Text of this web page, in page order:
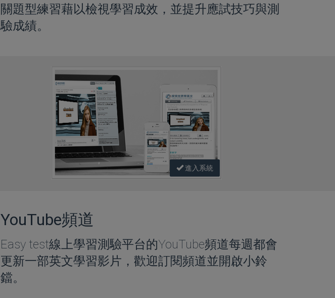
關題型練習藉以檢視學習成效，並提升應試技巧與測
驗成績。
進入系統
YouTube頻道
Easy test線上學習測驗平台的YouTube頻道每週都會
更新一部英文學習影片，歡迎訂閱頻道並開啟小鈴
鐺。